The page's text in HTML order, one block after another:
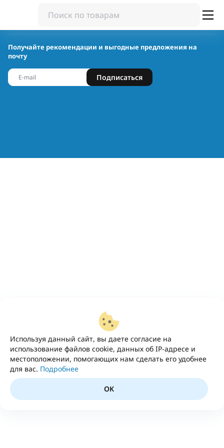
Используя данный сайт, вы даете согласие на
использование файлов cookie, данных об IP-адресе и
местоположении, помогающих нам сделать его удобнее
для вас. Подробнее
OK
Получайте рекомендации и выгодные предложения на
почту
Подписаться